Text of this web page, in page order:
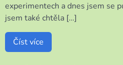
experimentech a dnes jsem se
jsem také chtěla […]
Číst více